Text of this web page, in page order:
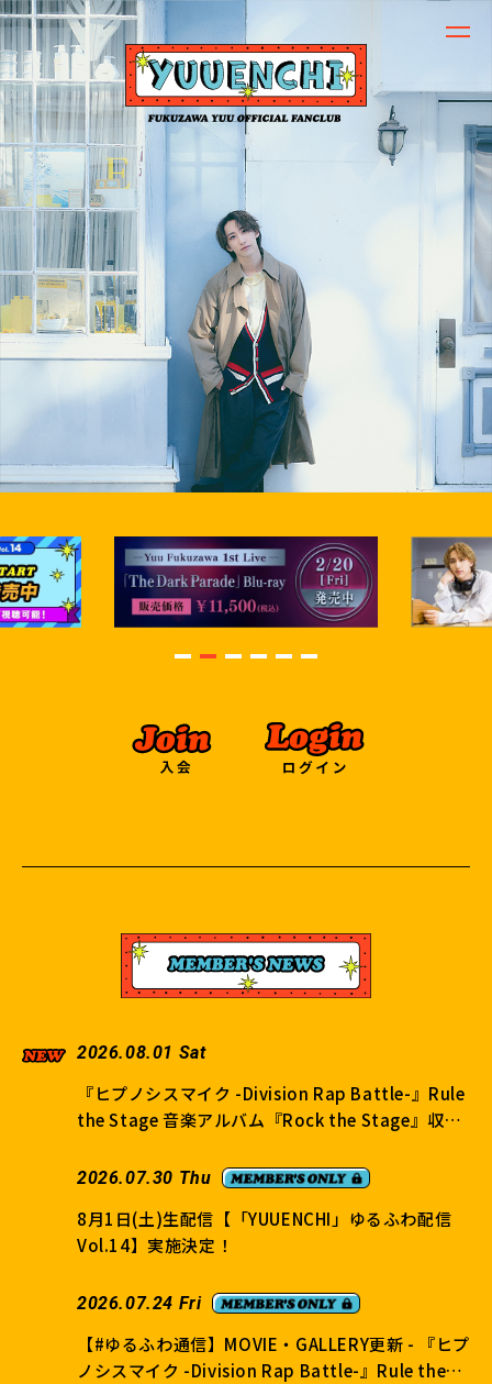
2026.08.01 Sat
『ヒプノシスマイク -Division Rap Battle-』Rule
the Stage 音楽アルバム『Rock the Stage』収録
2026.07.30 Thu
8月1日(土)生配信【「YUUENCHI」ゆるふわ配信
Vol.14】実施決定！
2026.07.24 Fri
【#ゆるふわ通信】MOVIE・GALLERY更新 - 『ヒプ
ノシスマイク -Division Rap Battle-』Rule the